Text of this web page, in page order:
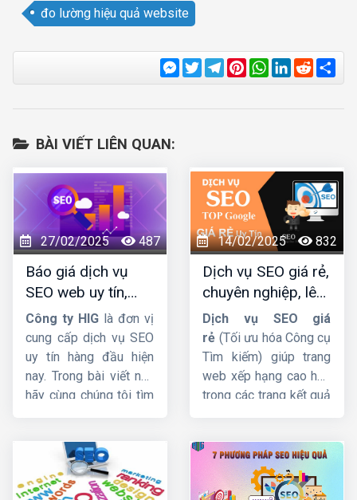
đo lường hiệu quả website
Messenger
TwitterTelegram
Pinterest
WhatsApp
LinkedIn
Reddit
BÀI VIẾT LIÊN QUAN:
27/02/2025 487
Báo giá dịch vụ
SEO web uy tín,
chuyên nghiệp,
hiệu quả lâu dài
Công ty HIG là đơn vị
cung cấp dịch vụ SEO
uy tín hàng đầu hiện
nay. Trong bài viết này
hãy cùng chúng tôi tìm
nhật mới nhất.
14/02/2025 832
Dịch vụ SEO giá rẻ,
chuyên nghiệp, lên
TOP Google bền
vững
Dịch vụ SEO giá
rẻ (Tối ưu hóa Công cụ
Tìm kiếm) giúp trang
web xếp hạng cao hơn
trong các trang kết quả
lượng truy cập hơn đến
trang web. Trong bài
viết này, cùngHIGtìm